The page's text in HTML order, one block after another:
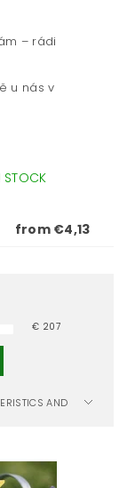
– rádi
u nás v
STOCK
from €4,13
€ 207
AND